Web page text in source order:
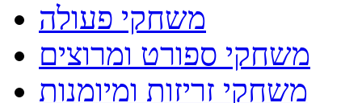
משחקי פעולה
משחקי ספורט ומרוצים
משחקי זריזות ומיומנות